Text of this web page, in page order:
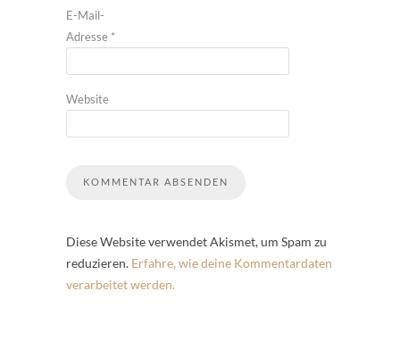
E-Mail-
Adresse *
Website
Diese Website verwendet Akismet, um Spam zu
reduzieren. Erfahre, wie deine Kommentardaten
verarbeitet werden.